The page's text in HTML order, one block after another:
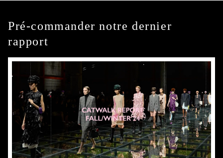
Pré-commander notre dernier
rapport